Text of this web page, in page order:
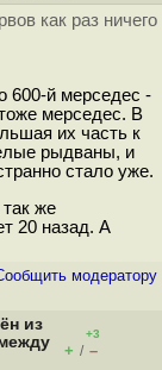
как раз ничего
600-й мерседес -
мерседес. В
их часть к
рыдваны, и
стало уже.
же
20 назад. А
модератору
из
+3
+ / –